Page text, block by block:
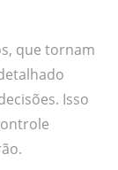
que tornam
Isso